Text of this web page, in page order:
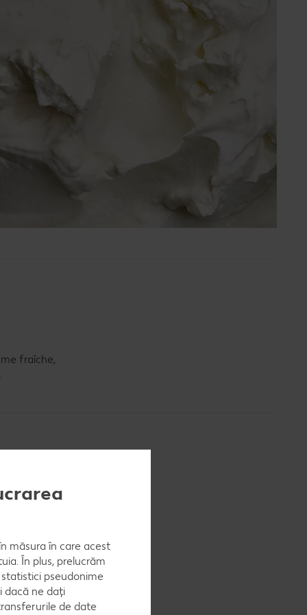
fraîche,
măsura în care acest
În plus, prelucrăm
pseudonime
dacă ne dați
de date